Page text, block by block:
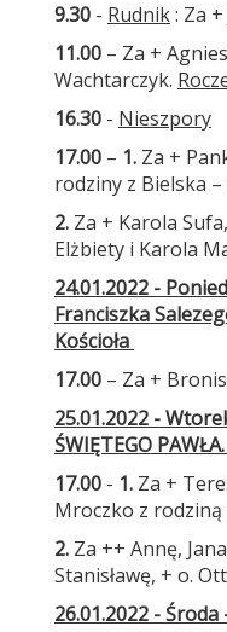
9.30 - Rudnik: Za
11.00 – Za +
Wachtarczyk.
16.30 - Nieszpory
17.00 – 1. Za +
rodziny z Bielska –
2. Za + Karola
Elżbiety i Karola
24.01.2022 -
Franciszka
Kościoła
17.00 – Za +
25.01.2022 -
ŚWIĘTEGO
17.00 - 1. Za +
Mroczko z rodziną
2. Za ++ Annę,
Stanisławę, + o.
26.01.2022 -